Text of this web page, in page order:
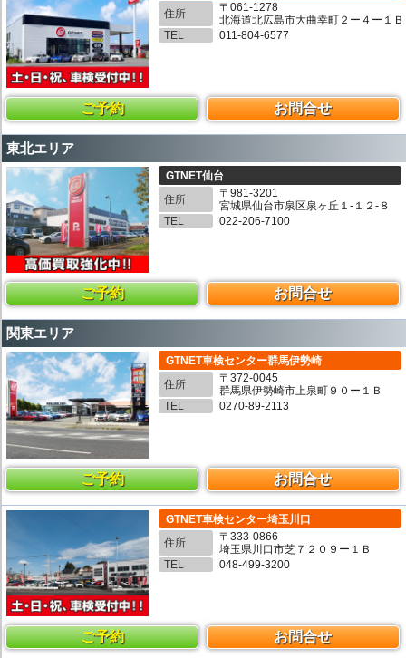
住所
〒061-1278
北海道北広島市大曲幸町２ー４ー１Ｂ
TEL
011-804-6577
ご予約 お問合せ
東北エリア
GTNET仙台
住所
〒981-3201
宮城県仙台市泉区泉ヶ丘１-１２-８
TEL
022-206-7100
ご予約 お問合せ
関東エリア
GTNET車検センター群馬伊勢崎
住所
〒372-0045
群馬県伊勢崎市上泉町９０ー１Ｂ
TEL
0270-89-2113
ご予約 お問合せ
GTNET車検センター埼玉川口
住所
〒333-0866
埼玉県川口市芝７２０９ー１Ｂ
TEL
048-499-3200
ご予約 お問合せ